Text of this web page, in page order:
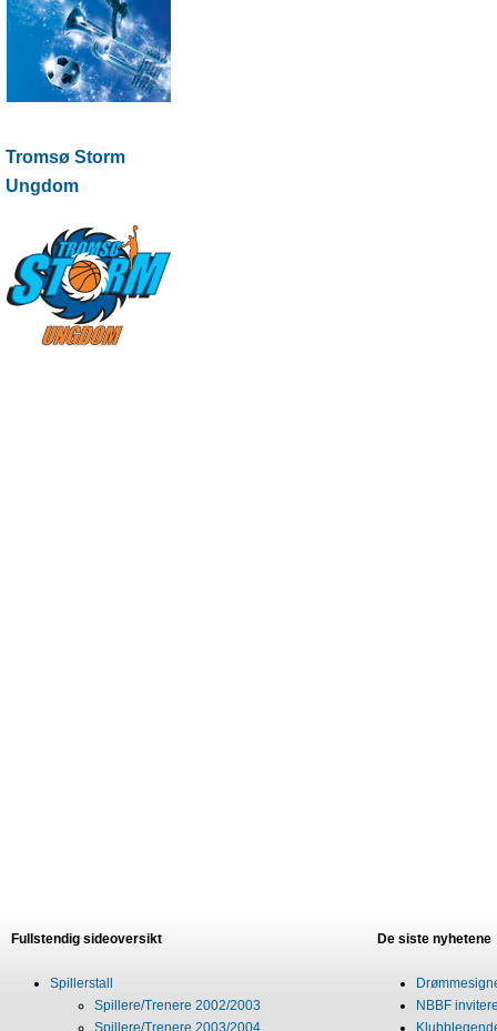
Tromsø Storm
Ungdom
Fullstendig sideoversikt
Spillerstall
Spillere/Trenere 2002/2003
Spillere/Trenere 2003/2004
De siste nyhetene
NBBF